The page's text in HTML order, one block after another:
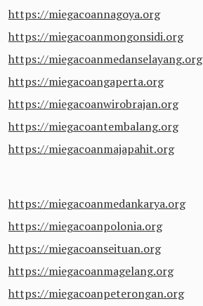
https://miegacoannagoya.org
https://miegacoanmongonsidi.org
https://miegacoanmedanselayang.org
https://miegacoangaperta.org
https://miegacoanwirobrajan.org
https://miegacoantembalang.org
https://miegacoanmajapahit.org
https://miegacoanmedankarya.org
https://miegacoanpolonia.org
https://miegacoanseituan.org
https://miegacoanmagelang.org
https://miegacoanpeterongan.org